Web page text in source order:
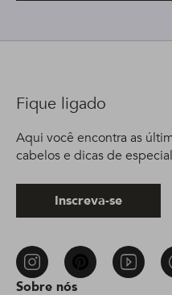
Sobre nós
Fique ligado
Aqui você encontra as
cabelos e dicas de
Inscreva-se